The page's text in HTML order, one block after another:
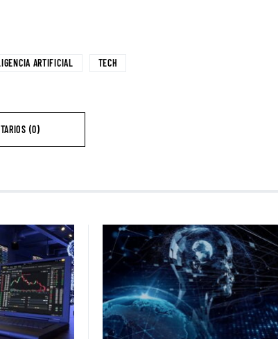
ARTIFICIAL TECH
(0)